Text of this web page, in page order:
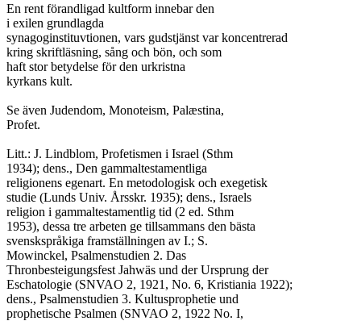
En rent förandligad kultform innebar den
i exilen grundlagda
synagoginstituvtionen, vars gudstjänst var koncentrerad
kring skriftläsning, sång och bön, och som
haft stor betydelse för den urkristna
kyrkans kult.
Se även Judendom, Monoteism, Palæstina,
Profet.
Litt.: J. Lindblom, Profetismen i Israel (Sthm
1934); dens., Den gammaltestamentliga
religionens egenart. En metodologisk och exegetisk
studie (Lunds Univ. Årsskr. 1935); dens., Israels
religion i gammaltestamentlig tid (2 ed. Sthm
1953), dessa tre arbeten ge tillsammans den bästa
svenskspråkiga framställningen av I.; S.
Mowinckel, Psalmenstudien 2. Das
Thronbesteigungsfest Jahwäs und der Ursprung der
Eschatologie (SNVAO 2, 1921, No. 6, Kristiania 1922);
dens., Psalmenstudien 3. Kultusprophetie und
prophetische Psalmen (SNVAO 2, 1922 No. I,